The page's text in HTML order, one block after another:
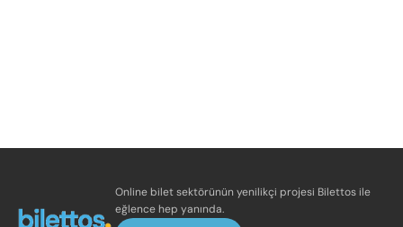
Online bilet sektörünün yenilikçi projesi Bilettos ile
eğlence hep yanında.